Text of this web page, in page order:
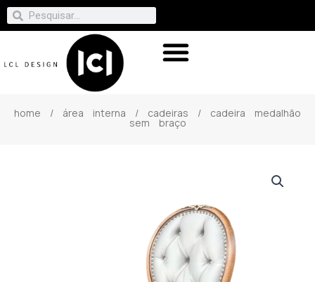
home / área interna / cadeiras / cadeira medalhão
sem braço